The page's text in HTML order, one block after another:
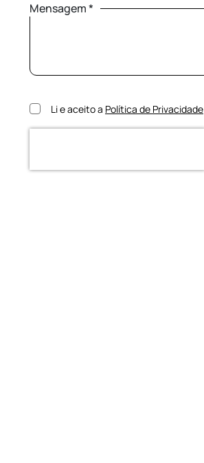
Mensagem *
Li e aceito a Política de Privacidade